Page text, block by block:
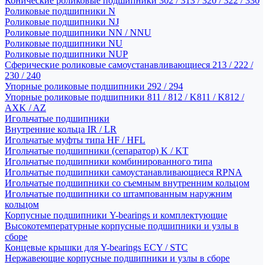
Роликовые подшипники N
Роликовые подшипники NJ
Роликовые подшипники NN / NNU
Роликовые подшипники NU
Роликовые подшипники NUP
Сферические роликовые самоустанавливающиеся 213 / 222 /
230 / 240
Упорные роликовые подшипники 292 / 294
Упорные роликовые подшипники 811 / 812 / K811 / K812 /
AXK / AZ
Игольчатые подшипники
Внутренние кольца IR / LR
Игольчатые муфты типа HF / HFL
Игольчатые подшипники (сепаратор) K / KT
Игольчатые подшипники комбинированного типа
Игольчатые подшипники самоустанавливающиеся RPNA
Игольчатые подшипники со съемным внутренним кольцом
Игольчатые подшипники со штампованным наружним
кольцом
Корпусные подшипники Y-bearings и комплектующие
Высокотемпературные корпусные подшипники и узлы в
сборе
Концевые крышки для Y-bearings ECY / STC
Нержавеющие корпусные подшипники и узлы в сборе